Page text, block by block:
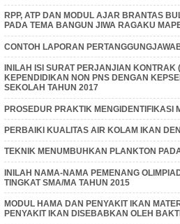
RPP, ATP DAN MODUL AJAR BRANTAS
PADA TEMA BANGUN JIWA RAGAKU
CONTOH LAPORAN
INILAH ISI SURAT PERJANJIAN
KEPENDIDIKAN NON PNS DENGAN
SEKOLAH TAHUN 2017
PROSEDUR PRAKTIK MENGIDENTIFIKASI
PERBAIKI KUALITAS AIR KOLAM IKAN
TEKNIK MENUMBUHKAN PLANKTON
INILAH NAMA-NAMA PEMENANG
TINGKAT SMA/MA TAHUN 2015
MODUL HAMA DAN PENYAKIT IKAN
PENYAKIT IKAN DISEBABKAN OLEH